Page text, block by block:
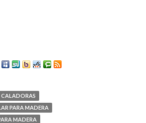
CALADORAS
PARA MADERA
MADERA